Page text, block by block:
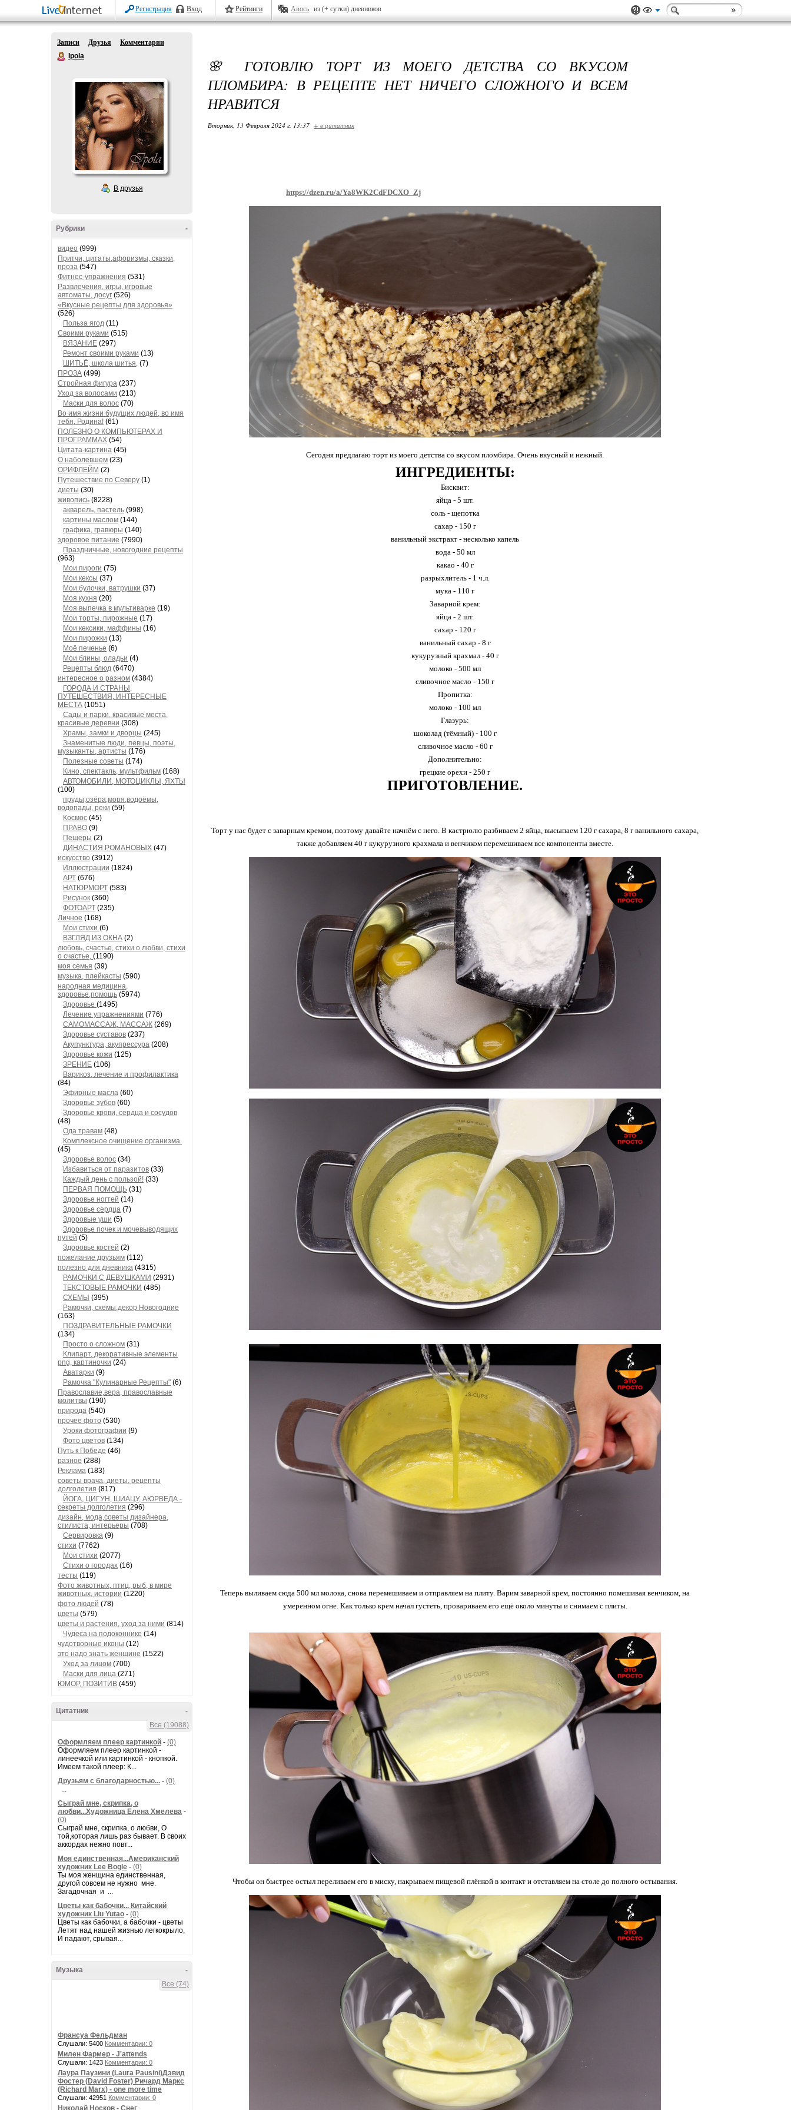
Регистрация Вход Рейтинги Авось из (+ сутки) дневников
Записи Друзья
Комментарии
Ipola
В друзья
-
Рубрики
видео (999)
Притчи, цитаты,афоризмы, сказки,
проза (547)
Фитнес-упражнения (531)
Развлечения, игры, игровые
автоматы, досуг (526)
«Вкусные рецепты для здоровья»
(526)
Польза ягод (11)
Своими руками (515)
ВЯЗАНИЕ (297)
Ремонт своими руками (13)
ШИТЬЁ, школа шитья, (7)
ПРОЗА (499)
Стройная фигура (237)
Уход за волосами (213)
Маски для волос (70)
Во имя жизни будущих людей, во имя
тебя, Родина! (61)
ПОЛЕЗНО О КОМПЬЮТЕРАХ И
ПРОГРАММАХ (54)
Цитата-картина (45)
О наболевшем (23)
ОРИФЛЕЙМ (2)
Путешествие по Северу (1)
диеты (30)
живопись (8228)
акварель, пастель (998)
картины маслом (144)
графика, гравюры (140)
здоровое питание (7990)
Праздничные, новогодние рецепты
(963)
Мои пироги (75)
Мои кексы (37)
Мои булочки, ватрушки (37)
Моя кухня (20)
Моя выпечка в мультиварке (19)
Мои торты, пирожные (17)
Мои кексики, маффины (16)
Мои пирожки (13)
Моё печенье (6)
Мои блины, оладьи (4)
Рецепты блюд (6470)
интересное о разном (4384)
ГОРОДА И СТРАНЫ,
ПУТЕШЕСТВИЯ, ИНТЕРЕСНЫЕ
МЕСТА (1051)
Сады и парки, красивые места,
красивые деревни (308)
Храмы, замки и дворцы (245)
Знаменитые люди, певцы, поэты,
музыканты, артисты (176)
Полезные советы (174)
Кино, спектакль, мультфильм (168)
АВТОМОБИЛИ, МОТОЦИКЛЫ, ЯХТЫ
(100)
пруды,озёра,моря,водоёмы,
водопады, реки (59)
Космос (45)
ПРАВО (9)
Пещеры (2)
ДИНАСТИЯ РОМАНОВЫХ (47)
искусство (3912)
Иллюстрации (1824)
АРТ (676)
НАТЮРМОРТ (583)
Рисунок (360)
ФОТОАРТ (235)
Личное (168)
Мои стихи (6)
ВЗГЛЯД ИЗ ОКНА (2)
любовь, счастье, стихи о любви, стихи
о счастье, (1190)
моя семья (39)
музыка, плейкасты (590)
народная медицина,
здоровье,помощь (5974)
Здоровье (1495)
Лечение упражнениями (776)
САМОМАССАЖ, МАССАЖ (269)
Здоровье суставов (237)
Акупунктура, акупрессура (208)
Здоровье кожи (125)
ЗРЕНИЕ (106)
Варикоз, лечение и профилактика
(84)
Эфирные масла (60)
Здоровье зубов (60)
Здоровье крови, сердца и сосудов
(48)
Ода травам (48)
Комплексное очищение организма.
(45)
Здоровье волос (34)
Избавиться от паразитов (33)
Каждый день с пользой! (33)
ПЕРВАЯ ПОМОЩЬ (31)
Здоровье ногтей (14)
Здоровье сердца (7)
Здоровые уши (5)
Здоровье почек и мочевыводящих
путей (5)
Здоровье костей (2)
пожелание друзьям (112)
полезно для дневника (4315)
РАМОЧКИ С ДЕВУШКАМИ (2931)
ТЕКСТОВЫЕ РАМОЧКИ (485)
СХЕМЫ (395)
Рамочки, схемы,декор Новогодние
(163)
ПОЗДРАВИТЕЛЬНЫЕ РАМОЧКИ
(134)
Просто о сложном (31)
Клипарт, декоративные элементы
png, картиночки (24)
Аватарки (9)
Рамочка "Кулинарные Рецепты" (6)
Православие,вера, православные
молитвы (190)
природа (540)
прочее фото (530)
Уроки фотографии (9)
Фото цветов (134)
Путь к Победе (46)
разное (288)
Реклама (183)
советы врача, диеты, рецепты
долголетия (817)
ЙОГА, ЦИГУН, ШИАЦУ, АЮРВЕДА -
секреты долголетия (296)
дизайн, мода,советы дизайнера,
стилиста, интерьеры (708)
Сервировка (9)
стихи (7762)
Мои стихи (2077)
Стихи о городах (16)
тесты (119)
Фото животных, птиц, рыб, в мире
животных, истории (1220)
фото людей (78)
цветы (579)
цветы и растения, уход за ними (814)
Чудеса на подоконнике (14)
чудотворные иконы (12)
это надо знать женщине (1522)
Уход за лицом (700)
Маски для лица (271)
ЮМОР, ПОЗИТИВ (459)
-
Цитатник
Все (19088)
Оформляем плеер картинкой - (0)
Оформляем плеер картинкой -
линеечкой или картинкой - кнопкой.
Имеем такой плеер: К...
Друзьям с благодарностью... - (0)
...
Сыграй мне, скрипка, о
любви...Художница Елена Хмелева -
(0)
Сыграй мне, скрипка, о любви, О
той,которая лишь раз бывает. В своих
аккордах нежно повт...
Моя единственная...Американский
художник Lee Bogle - (0)
Ты моя женщина единственная,
другой совсем не нужно мне.
Загадочная и ...
Цветы как бабочки... Китайский
художник Liu Yutao - (0)
Цветы как бабочки, а бабочки - цветы
Летят над нашей жизнью легкокрыло,
И падают, срывая...
-
Музыка
Все (74)
Франсуа Фельдман
Слушали: 5400 Комментарии: 0
Милен Фармер - J'attends
Слушали: 1423 Комментарии: 0
Лаура Паузини (Laura Pausini)Дэвид
Фостер (David Foster) Ричард Маркс
(Richard Marx) - one more time
Слушали: 42951 Комментарии: 0
Николай Носков - Снег
🌸 ГОТОВЛЮ ТОРТ ИЗ МОЕГО ДЕТСТВА СО ВКУСОМ
ПЛОМБИРА: В РЕЦЕПТЕ НЕТ НИЧЕГО СЛОЖНОГО И ВСЕМ
НРАВИТСЯ
Вторник, 13 Февраля 2024 г. 13:37 + в цитатник
https://dzen.ru/a/Ya8WK2CdFDCXO_Zj
Сегодня предлагаю торт из моего детства со вкусом пломбира. Очень вкусный и нежный.
ИНГРЕДИЕНТЫ:
Бисквит:
яйца - 5 шт.
соль - щепотка
сахар - 150 г
ванильный экстракт - несколько капель
вода - 50 мл
какао - 40 г
разрыхлитель - 1 ч.л.
мука - 110 г
Заварной крем:
яйца - 2 шт.
сахар - 120 г
ванильный сахар - 8 г
кукурузный крахмал - 40 г
молоко - 500 мл
сливочное масло - 150 г
Пропитка:
молоко - 100 мл
Глазурь:
шоколад (тёмный) - 100 г
сливочное масло - 60 г
Дополнительно:
грецкие орехи - 250 г
ПРИГОТОВЛЕНИЕ.
Торт у нас будет с заварным кремом, поэтому давайте начнём с него. В кастрюлю разбиваем 2 яйца, высыпаем 120 г сахара, 8 г ванильного сахара,
также добавляем 40 г кукурузного крахмала и венчиком перемешиваем все компоненты вместе.
Теперь выливаем сюда 500 мл молока, снова перемешиваем и отправляем на плиту. Варим заварной крем, постоянно помешивая венчиком, на
умеренном огне. Как только крем начал густеть, провариваем его ещё около минуты и снимаем с плиты.
Чтобы он быстрее остыл переливаем его в миску, накрываем пищевой плёнкой в контакт и отставляем на столе до полного остывания.